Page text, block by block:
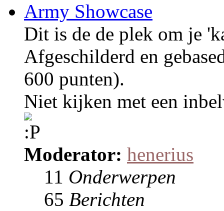
Army Showcase
Dit is de de plek om je
Afgeschilderd en
600 punten).
Niet kijken met een
Moderator: henerius
11 Onderwerpen
65 Berichten